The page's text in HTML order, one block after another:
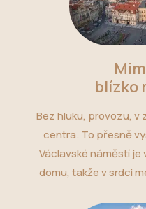
blízko
Bez hluku, provozu, v
centra. To přesně
Václavské náměstí je
domu, takže v srdci